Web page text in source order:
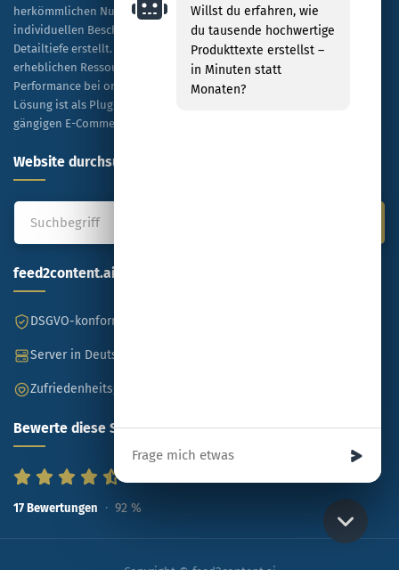
herkömmlichen Nutzung von ChatGPT, indem es Tausende von
individuellen Beschreibungen kosteneffizient und in hoher
Detailtiefe erstellt. Unternehmen profitieren dabei von einer
erheblichen Ressourceneinsparung sowie einer verbesserten
Performance bei organischen Rankings und bezahlten Anzeigen. Die
Lösung ist als Plug-and-Play-Modell konzipiert und mit allen
gängigen E-Commerce-Plattformen kompatibel.
Website durchsuchen
feed2content.ai
DSGVO-konform
Server in Deutschland
Zufriedenheitsgarantie
Bewerte diese Seite
17 Bewertungen 92 %
Willst du erfahren, wie
du tausende hochwertige
Produkttexte erstellst –
in Minuten statt
Monaten?